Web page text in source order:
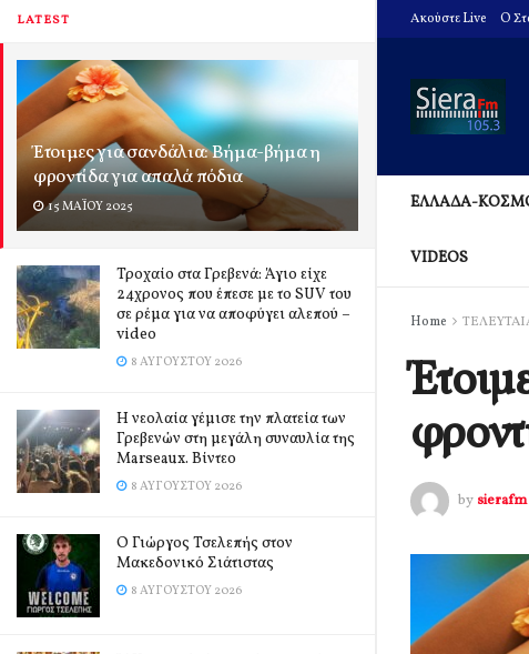
LATEST
Έτοιμες για σανδάλια: Βήμα-βήμα η
φροντίδα για απαλά πόδια
15 ΜΑΪ́ΟΥ 2025
Τροχαίο στα Γρεβενά: Άγιο είχε
24χρονος που έπεσε με το SUV του
σε ρέμα για να αποφύγει αλεπού –
video
8 ΑΥΓΟΎΣΤΟΥ 2026
Η νεολαία γέμισε την πλατεία των
Γρεβενών στη μεγάλη συναυλία της
Marseaux. Βίντεο
8 ΑΥΓΟΎΣΤΟΥ 2026
Ο Γιώργος Τσελεπής στον
Μακεδονικό Σιάτιστας
8 ΑΥΓΟΎΣΤΟΥ 2026
Ακούστε Live O
ΕΛΛΑΔΑ-
VIDEOS
Home
by sierafm